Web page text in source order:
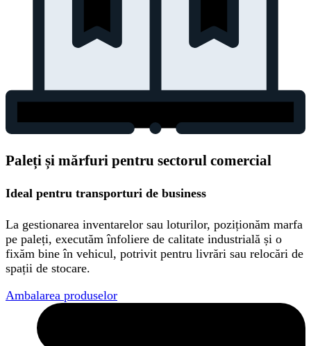
Paleți și mărfuri pentru sectorul comercial
Ideal pentru transporturi de business
La gestionarea inventarelor sau loturilor, poziționăm marfa
pe paleți, executăm înfoliere de calitate industrială și o
fixăm bine în vehicul, potrivit pentru livrări sau relocări de
spații de stocare.
Ambalarea produselor